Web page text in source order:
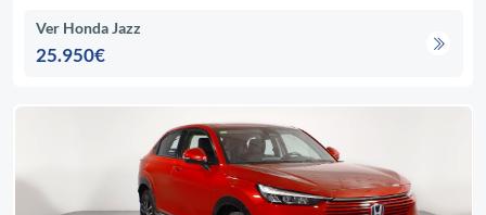
Ver Honda Jazz
25.950€